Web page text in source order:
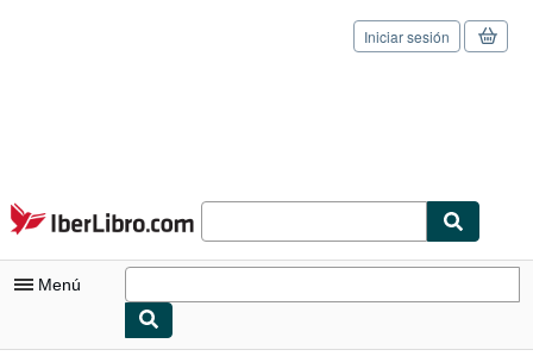
Pasar al contenido principal
IberLibro.com
Iniciar sesión
Menú